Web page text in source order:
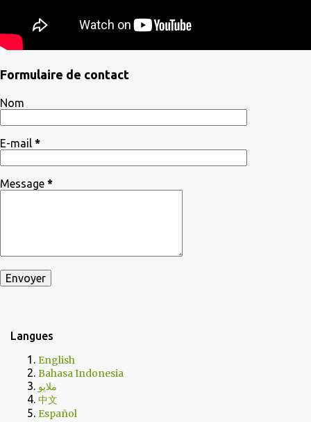
Formulaire de contact
Nom
E-mail *
Message *
Langues
English
Bahasa Indonesia
ملايو
中文
Español